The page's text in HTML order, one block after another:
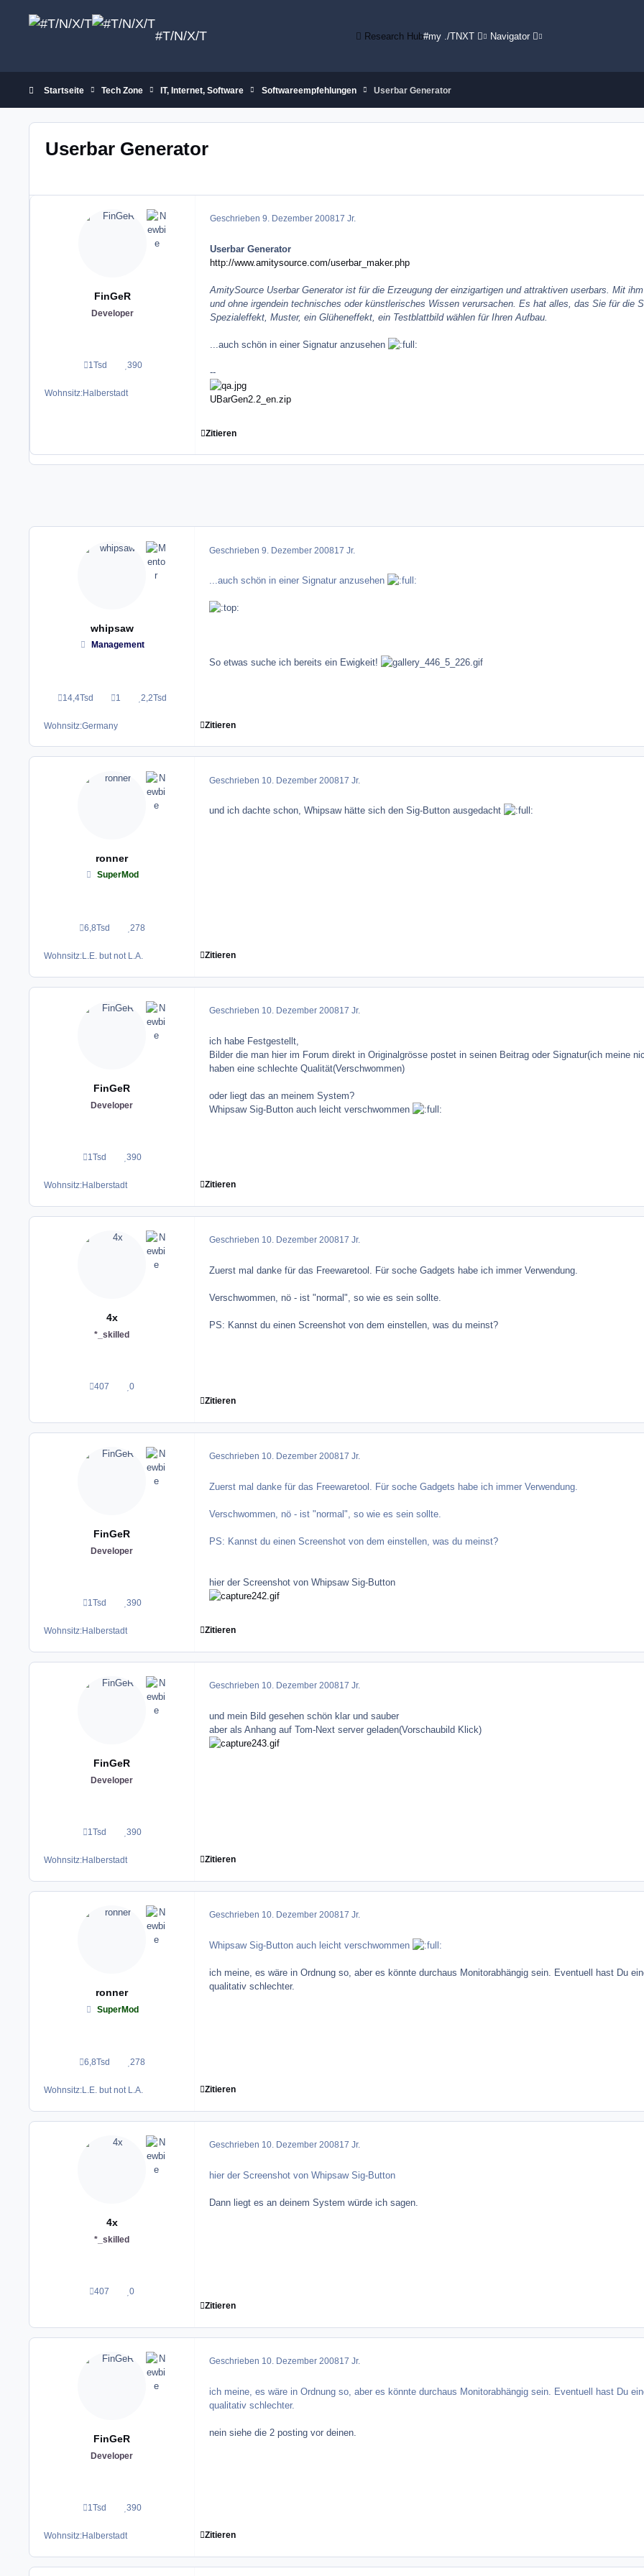
#T/N/X/T Research Hub#my ./TNXT Navigator
Startseite Tech Zone IT, Internet, Software Softwareempfehlungen Userbar Generator
Userbar Generator
FinGeR
Developer
1Tsd
Beiträge390
Reputation
Wohnsitz:Halberstadt
Geschrieben 9. Dezember 200817 Jr.
Userbar Generator
http://www.amitysource.com/userbar_maker.php
AmitySource Userbar Generator ist für die Erzeugung der einzigartigen und attraktiven userbars. Mit
und ohne irgendein technisches oder künstlerisches Wissen verursachen. Es hat alles, das Sie für die
Spezialeffekt, Muster, ein Glüheneffekt, ein Testblattbild wählen für Ihren Aufbau.
...auch schön in einer Signatur anzusehen
--
UBarGen2.2_en.zip
Zitieren
whipsaw
Management
14,4Tsd
Beiträge 1
Lösungen2,2Tsd
Reputation
Wohnsitz:Germany
Geschrieben 9. Dezember 200817 Jr.
...auch schön in einer Signatur anzusehen
So etwas suche ich bereits ein Ewigkeit!
Zitieren
ronner
SuperMod
6,8Tsd
Beiträge 278Reputation
Wohnsitz:L.E. but not L.A.
Geschrieben 10. Dezember 200817 Jr.
und ich dachte schon, Whipsaw hätte sich den Sig-Button ausgedacht
Zitieren
FinGeR
Developer
1Tsd
Beiträge390
Reputation
Wohnsitz:Halberstadt
Geschrieben 10. Dezember 200817 Jr.
ich habe Festgestellt,
Bilder die man hier im Forum direkt in Originalgrösse postet in seinen Beitrag oder Signatur(ich meine
haben eine schlechte Qualität(Verschwommen)
oder liegt das an meinem System?
Whipsaw Sig-Button auch leicht verschwommen
Zitieren
4x
*_skilled
407
Beiträge0
Reputation
Geschrieben 10. Dezember 200817 Jr.
Zuerst mal danke für das Freewaretool. Für soche Gadgets habe ich immer Verwendung.
Verschwommen, nö - ist "normal", so wie es sein sollte.
PS: Kannst du einen Screenshot von dem einstellen, was du meinst?
Zitieren
FinGeR
Developer
1Tsd
Beiträge390
Reputation
Wohnsitz:Halberstadt
Geschrieben 10. Dezember 200817 Jr.
Zuerst mal danke für das Freewaretool. Für soche Gadgets habe ich immer Verwendung.
Verschwommen, nö - ist "normal", so wie es sein sollte.
PS: Kannst du einen Screenshot von dem einstellen, was du meinst?
hier der Screenshot von Whipsaw Sig-Button
Zitieren
FinGeR
Developer
1Tsd
Beiträge390
Reputation
Wohnsitz:Halberstadt
Geschrieben 10. Dezember 200817 Jr.
und mein Bild gesehen schön klar und sauber
aber als Anhang auf Tom-Next server geladen(Vorschaubild Klick)
Zitieren
ronner
SuperMod
6,8Tsd
Beiträge 278Reputation
Wohnsitz:L.E. but not L.A.
Geschrieben 10. Dezember 200817 Jr.
Whipsaw Sig-Button auch leicht verschwommen
ich meine, es wäre in Ordnung so, aber es könnte durchaus Monitorabhängig sein. Eventuell hast Du
qualitativ schlechter.
Zitieren
4x
*_skilled
407
Beiträge0
Reputation
Geschrieben 10. Dezember 200817 Jr.
hier der Screenshot von Whipsaw Sig-Button
Dann liegt es an deinem System würde ich sagen.
Zitieren
FinGeR
Developer
1Tsd
Beiträge390
Reputation
Wohnsitz:Halberstadt
Geschrieben 10. Dezember 200817 Jr.
ich meine, es wäre in Ordnung so, aber es könnte durchaus Monitorabhängig sein. Eventuell hast Du
qualitativ schlechter.
nein siehe die 2 posting vor deinen.
Zitieren